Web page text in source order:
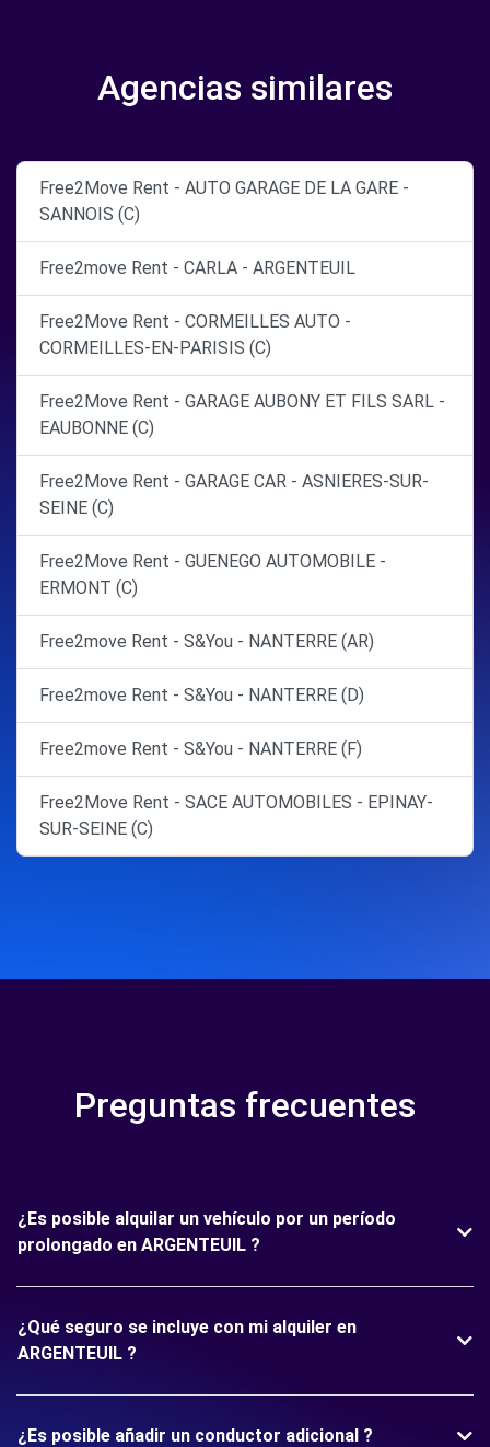
Agencias similares
Free2Move Rent - AUTO GARAGE DE LA GARE -
SANNOIS (C)
Free2move Rent - CARLA - ARGENTEUIL
Free2Move Rent - CORMEILLES AUTO -
CORMEILLES-EN-PARISIS (C)
Free2Move Rent - GARAGE AUBONY ET FILS SARL -
EAUBONNE (C)
Free2Move Rent - GARAGE CAR - ASNIERES-SUR-
SEINE (C)
Free2Move Rent - GUENEGO AUTOMOBILE -
ERMONT (C)
Free2move Rent - S&You - NANTERRE (AR)
Free2move Rent - S&You - NANTERRE (D)
Free2move Rent - S&You - NANTERRE (F)
Free2Move Rent - SACE AUTOMOBILES - EPINAY-
SUR-SEINE (C)
Preguntas frecuentes
¿Es posible alquilar un vehículo por un período
prolongado en ARGENTEUIL ?
¿Qué seguro se incluye con mi alquiler en
ARGENTEUIL ?
¿Es posible añadir un conductor adicional ?